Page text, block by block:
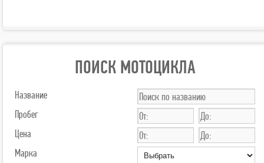
ПОИСК МОТОЦИКЛА
Название
Пробег
Цена
Марка